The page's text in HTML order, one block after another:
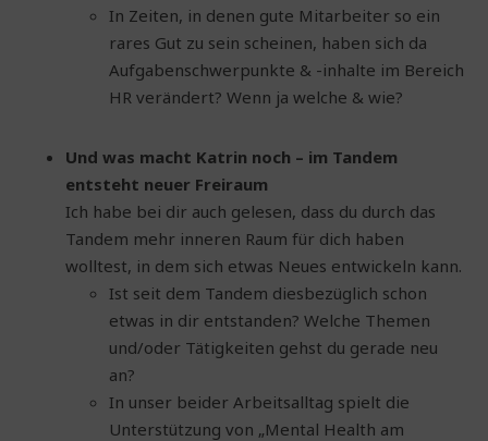
In Zeiten, in denen gute Mitarbeiter so ein
rares Gut zu sein scheinen, haben sich da
Aufgabenschwerpunkte & -inhalte im Bereich
HR verändert? Wenn ja welche & wie?
Und was macht Katrin noch – im Tandem
entsteht neuer Freiraum
Ich habe bei dir auch gelesen, dass du durch das
Tandem mehr inneren Raum für dich haben
wolltest, in dem sich etwas Neues entwickeln kann.
Ist seit dem Tandem diesbezüglich schon
etwas in dir entstanden? Welche Themen
und/oder Tätigkeiten gehst du gerade neu
an?
In unser beider Arbeitsalltag spielt die
Unterstützung von „Mental Health am